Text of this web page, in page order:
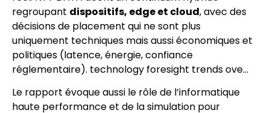
regroupant dispositifs, edge et cloud, avec des
décisions de placement qui ne sont plus
uniquement techniques mais aussi économiques et
politiques (latence, énergie, confiance
réglementaire). technology foresight trends ove…
Le rapport évoque aussi le rôle de l’informatique
haute performance et de la simulation pour